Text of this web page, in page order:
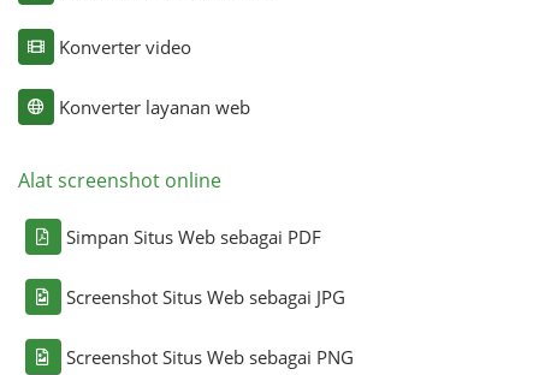
Konverter video
Konverter layanan web
Alat screenshot online
Simpan Situs Web sebagai PDF
Screenshot Situs Web sebagai JPG
Screenshot Situs Web sebagai PNG